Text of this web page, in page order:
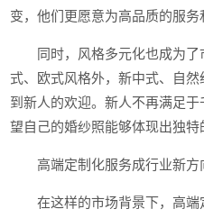
变，他们更愿意为高品质的服务
同时，风格多元化也成为
式、欧式风格外，新中式、自
到新人的欢迎。新人不再满足
望自己的婚纱照能够体现出独特
高端定制化服务成行业新方
在这样的市场背景下，高